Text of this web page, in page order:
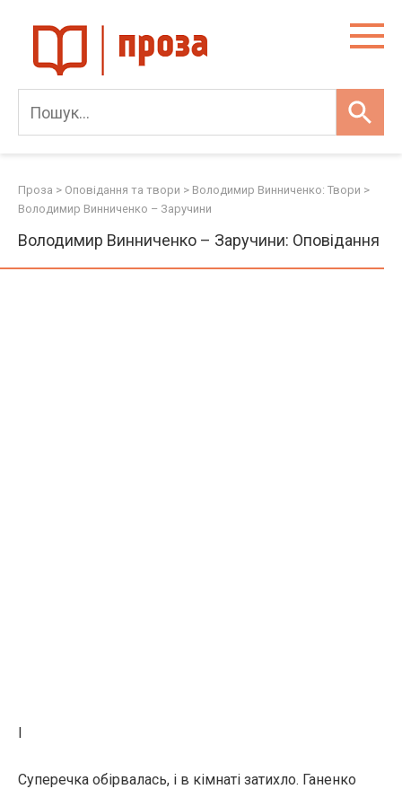
content
Проза > Оповідання та твори > Володимир Винниченко: Твори >
Володимир Винниченко – Заручини
Володимир Винниченко – Заручини: Оповідання
I
Суперечка обірвалась, і в кімнаті затихло. Ганенко